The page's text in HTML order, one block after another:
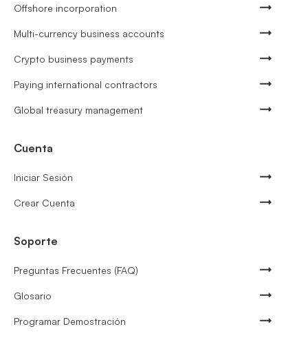
Offshore incorporation
Multi-currency business accounts
Crypto business payments
Paying international contractors
Global treasury management
Cuenta
Iniciar Sesión
Crear Cuenta
Soporte
Preguntas Frecuentes (FAQ)
Glosario
Programar Demostración